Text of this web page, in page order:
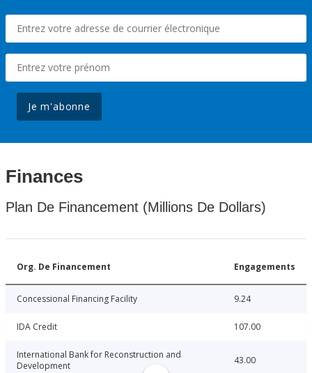
Je m'abonne
Finances
Plan De Financement (Millions De Dollars)
Org. De Financement Engagements
Concessional Financing Facility 9.24
IDA Credit 107.00
International Bank for Reconstruction and
Development
43.00